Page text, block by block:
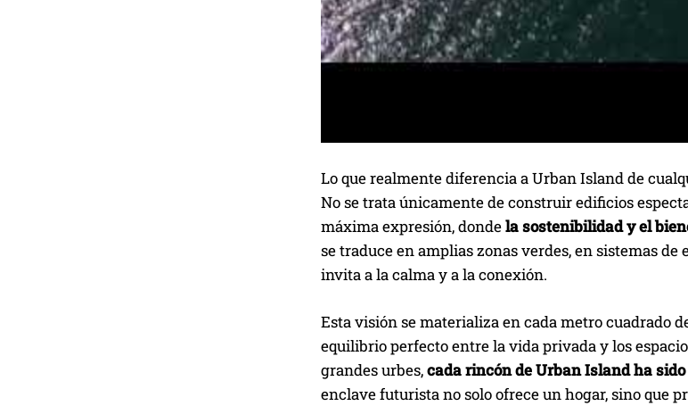
Lo que realmente diferencia a Urban Island de
No se trata únicamente de construir edificios
máxima expresión, dondela sostenibilidad y el
se traduce en amplias zonas verdes, en sistemas
invita a la calma y a la conexión.
Esta visión se materializa en cada metro cuadrado
equilibrio perfecto entre la vida privada y los
grandes urbes,cada rincón de Urban Island ha
enclave futurista no solo ofrece un hogar, sino que